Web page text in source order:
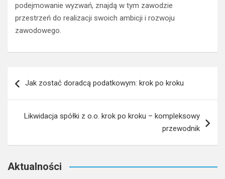
podejmowanie wyzwań, znajdą w tym zawodzie
przestrzeń do realizacji swoich ambicji i rozwoju
zawodowego.
wpisu
Jak zostać doradcą podatkowym: krok po kroku
Likwidacja spółki z o.o. krok po kroku – kompleksowy
przewodnik
Aktualności